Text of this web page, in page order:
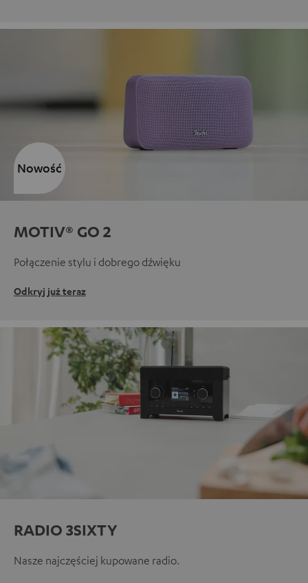
MOTIV® GO 2
Połączenie stylu i dobrego dźwięku
Odkryj już teraz
Nowość
RADIO 3SIXTY
Nasze najczęściej kupowane radio.